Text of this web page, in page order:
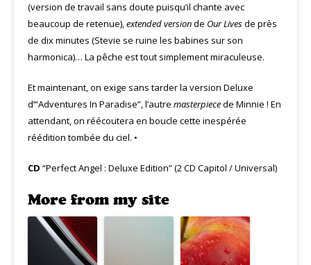
(version de travail sans doute puisqu’il chante avec
beaucoup de retenue),extended versionde Our Livesde près
de dix minutes (Stevie se ruine les babines sur son
harmonica)… La pêche est tout simplement miraculeuse.
Et maintenant, on exige sans tarder la version Deluxe
d’“Adventures In Paradise”, l’autre masterpiecede Minnie ! En
attendant, on réécoutera en boucle cette inespérée
réédition tombée du ciel. •
CD “Perfect Angel : Deluxe Edition” (2 CD Capitol / Universal)
More from my site